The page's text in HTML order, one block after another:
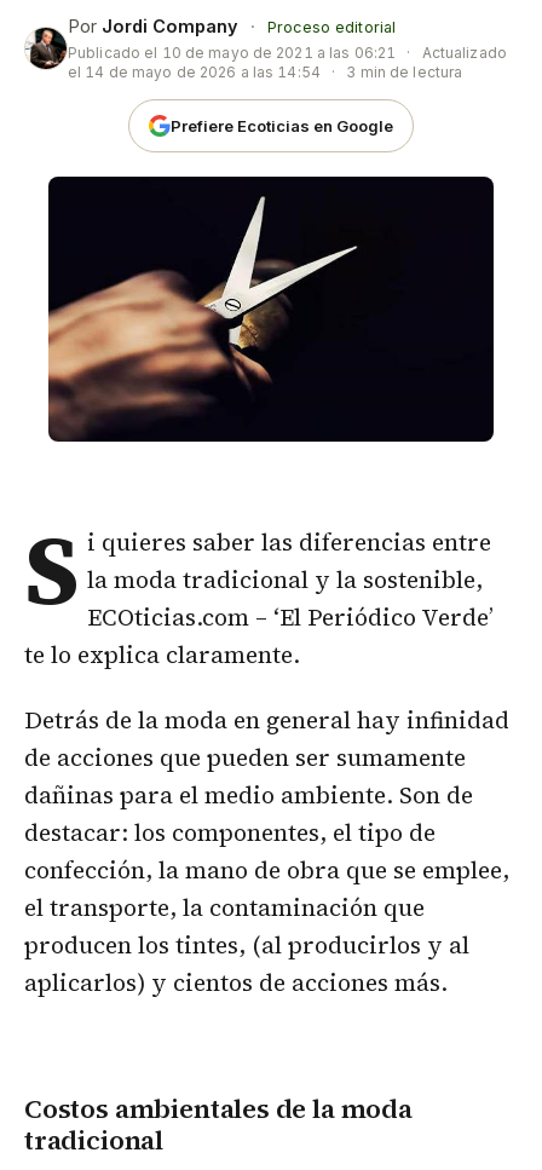
Por Jordi Company ·
Proceso editorial
Publicado el 10 de mayo de 2021 a las 06:21 ·
Actualizado
el 14 de mayo de 2026 a las 14:54 · 3 min de lectura
Prefiere Ecoticias en Google
S i quieres saber las diferencias entre
la moda tradicional y la sostenible,
ECOticias.com – ‘El Periódico Verde’
te lo explica claramente.
Detrás de la moda en general hay infinidad
de acciones que pueden ser sumamente
dañinas para el medio ambiente. Son de
destacar: los componentes, el tipo de
confección, la mano de obra que se emplee,
el transporte, la contaminación que
producen los tintes, (al producirlos y al
aplicarlos) y cientos de acciones más.
Costos ambientales de la moda
tradicional